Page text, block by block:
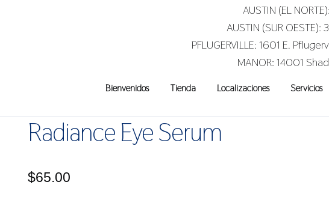
AUSTIN (EL
AUSTIN (SUR
PFLUGERVILLE: 1601 E.
MANOR: 14001
Bienvenidos Tienda Localizaciones Servicios
Radiance Eye Serum
$65.00